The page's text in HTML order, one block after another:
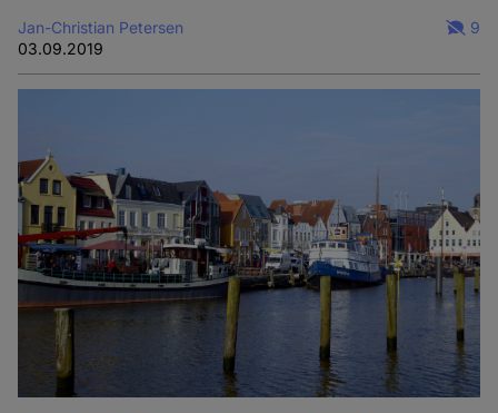
Jan-Christian Petersen
03.09.2019
9